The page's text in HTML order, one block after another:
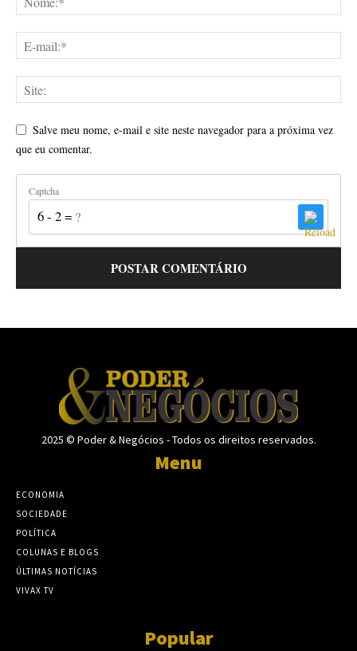
Salve meu nome, e-mail e site neste navegador para a próxima vez
que eu comentar.
Captcha
6 - 2 = ?
2025 © Poder & Negócios - Todos os direitos reservados.
Menu
ECONOMIA
SOCIEDADE
POLÍTICA
COLUNAS E BLOGS
ÚLTIMAS NOTÍCIAS
VIVAX TV
Popular